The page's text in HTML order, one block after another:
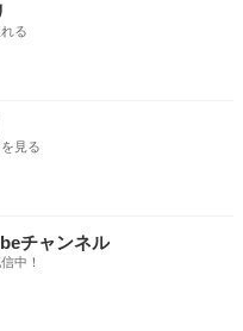
る
見る
チャンネル
中！